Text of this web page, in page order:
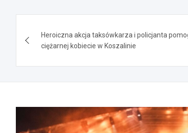
wpisuHeroiczna akcja taksówkarza i policjanta
ciężarnej kobiecie w Koszalinie